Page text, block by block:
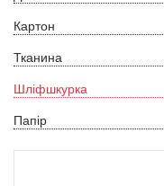
Картон
Тканина
Шліфшкурка
Папір